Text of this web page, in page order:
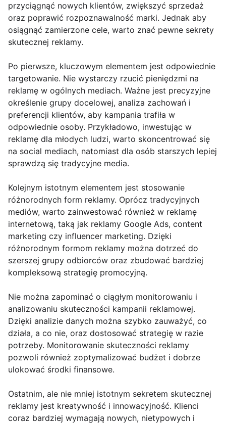
przyciągnąć nowych klientów, zwiększyć sprzedaż
oraz poprawić rozpoznawalność marki. Jednak aby
osiągnąć zamierzone cele, warto znać pewne sekrety
skutecznej reklamy.
Po pierwsze, kluczowym elementem jest odpowiednie
targetowanie. Nie wystarczy rzucić pieniędzmi na
reklamę w ogólnych mediach. Ważne jest precyzyjne
określenie grupy docelowej, analiza zachowań i
preferencji klientów, aby kampania trafiła w
odpowiednie osoby. Przykładowo, inwestując w
reklamę dla młodych ludzi, warto skoncentrować się
na social mediach, natomiast dla osób starszych lepiej
sprawdzą się tradycyjne media.
Kolejnym istotnym elementem jest stosowanie
różnorodnych form reklamy. Oprócz tradycyjnych
mediów, warto zainwestować również w reklamę
internetową, taką jak reklamy Google Ads, content
marketing czy influencer marketing. Dzięki
różnorodnym formom reklamy można dotrzeć do
szerszej grupy odbiorców oraz zbudować bardziej
kompleksową strategię promocyjną.
Nie można zapominać o ciągłym monitorowaniu i
analizowaniu skuteczności kampanii reklamowej.
Dzięki analizie danych można szybko zauważyć, co
działa, a co nie, oraz dostosować strategię w razie
potrzeby. Monitorowanie skuteczności reklamy
pozwoli również zoptymalizować budżet i dobrze
ulokować środki finansowe.
Ostatnim, ale nie mniej istotnym sekretem skutecznej
reklamy jest kreatywność i innowacyjność. Klienci
coraz bardziej wymagają nowych, nietypowych i